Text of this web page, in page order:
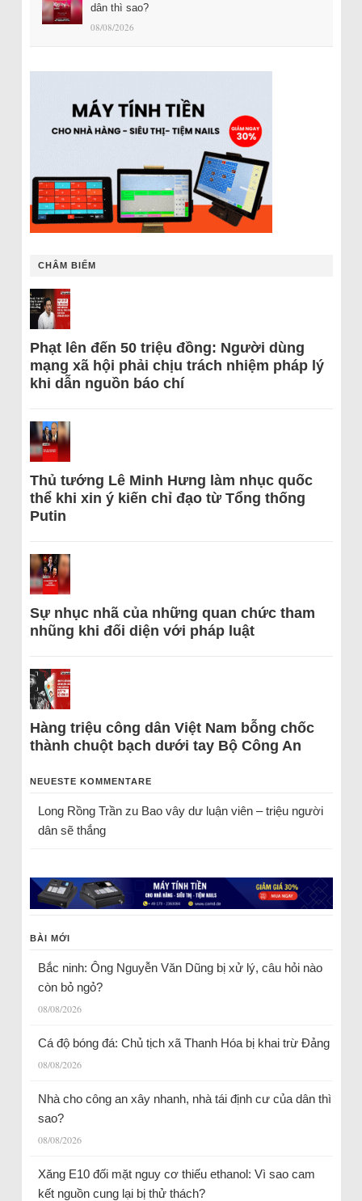
dân thì sao?
08/08/2026
CHÂM BIẾM
Phạt lên đến 50 triệu đồng: Người dùng
mạng xã hội phải chịu trách nhiệm pháp lý
khi dẫn nguồn báo chí
Thủ tướng Lê Minh Hưng làm nhục quốc
thể khi xin ý kiến chỉ đạo từ Tổng thống
Putin
Sự nhục nhã của những quan chức tham
nhũng khi đối diện với pháp luật
Hàng triệu công dân Việt Nam bỗng chốc
thành chuột bạch dưới tay Bộ Công An
NEUESTE KOMMENTARE
Long Rồng Trầnzu Bao vây dư luận viên – triệu người
dân sẽ thắng
BÀI MỚI
Bắc ninh: Ông Nguyễn Văn Dũng bị xử lý, câu hỏi nào
còn bỏ ngỏ?
08/08/2026
Cá độ bóng đá: Chủ tịch xã Thanh Hóa bị khai trừ Đảng
08/08/2026
Nhà cho công an xây nhanh, nhà tái định cư của dân thì
sao?
08/08/2026
Xăng E10 đối mặt nguy cơ thiếu ethanol: Vì sao cam
kết nguồn cung lại bị thử thách?